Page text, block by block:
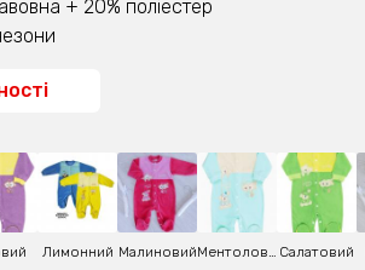
+ 20% поліестер
Лимонний Малиновий Ментоловий Салатовий